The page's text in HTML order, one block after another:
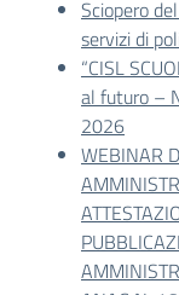
Sciopero
servizi di
“CISL
al futuro –
2026
WEBINAR